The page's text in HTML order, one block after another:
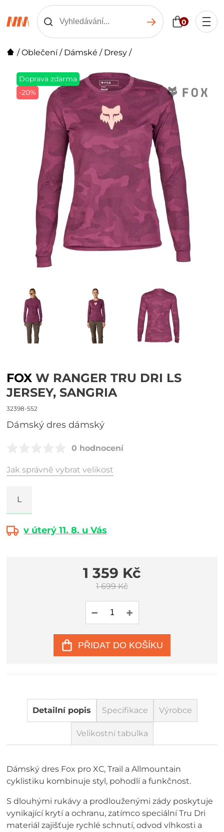
0
/Oblečení/ Dámské / Dresy /
Doprava zdarma
-20%
FOX W RANGER TRU DRI LS
JERSEY, SANGRIA
32398-552
Dámský dres dámský
0 hodnocení
Jak správně vybrat velikost
L
v úterý 11. 8. u Vás
1 359 Kč
1 699 Kč
PŘIDAT DO KOŠÍKU
Detailní popis Specifikace Výrobce
Velikostní tabulka
Dámský dres Fox pro XC, Trail a Allmountain
cyklistiku kombinuje styl, pohodlí a funkčnost.
S dlouhými rukávy a prodlouženými zády poskytuje
vynikající krytí a ochranu, zatímco speciální Tru Dri
materiál zajišťuje rychlé schnutí, odvod vlhkosti a